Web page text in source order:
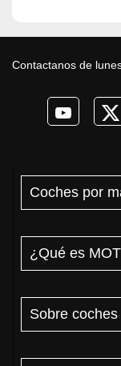
Contactanos de
Coches por
¿Qué es
Sobre